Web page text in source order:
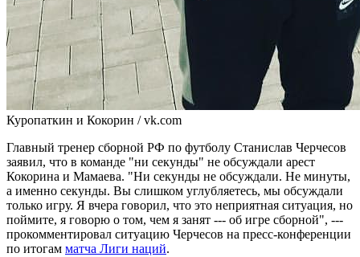
Куропаткин и Кокорин / vk.com
Главный тренер сборной РФ по футболу Станислав Черчесов
заявил, что в команде "ни секунды" не обсуждали арест
Кокорина и Мамаева. "Ни секунды не обсуждали. Не минуты,
а именно секунды. Вы слишком углубляетесь, мы обсуждали
только игру. Я вчера говорил, что это неприятная ситуация, но
поймите, я говорю о том, чем я занят --- об игре сборной", ---
прокомментировал ситуацию Черчесов на пресс-конференции
по итогам матча Лиги наций.